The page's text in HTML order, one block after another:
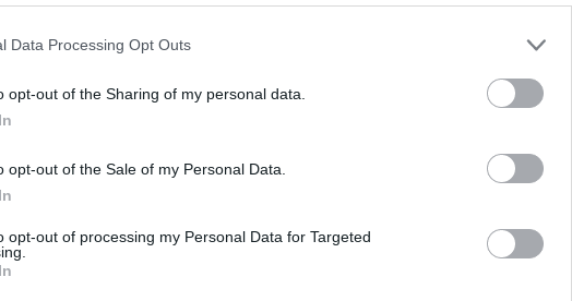
Data Processing Opt Outs
opt-out of the Sharing of my personal data.
opt-out of the Sale of my Personal Data.
opt-out of processing my Personal Data for Targeted
all’educazione finanziaria, mirati a fornire
(PMI). Questo progetto, intitolato
di equipaggiare gli imprenditori con le
strategiche e migliorare il dialogo con le